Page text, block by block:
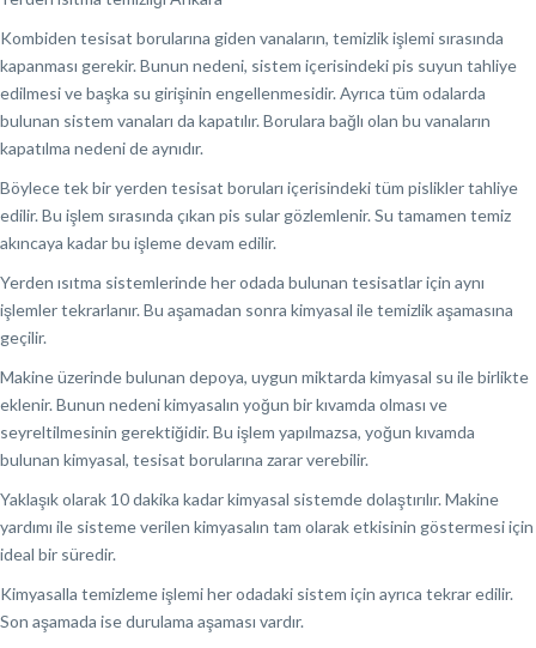
Kombiden tesisat borularına giden vanaların, temizlik işlemi sırasında
kapanması gerekir. Bunun nedeni, sistem içerisindeki pis suyun tahliye
edilmesi ve başka su girişinin engellenmesidir. Ayrıca tüm odalarda
bulunan sistem vanaları da kapatılır. Borulara bağlı olan bu vanaların
kapatılma nedeni de aynıdır.
Böylece tek bir yerden tesisat boruları içerisindeki tüm pislikler tahliye
edilir. Bu işlem sırasında çıkan pis sular gözlemlenir. Su tamamen temiz
akıncaya kadar bu işleme devam edilir.
Yerden ısıtma sistemlerinde her odada bulunan tesisatlar için aynı
işlemler tekrarlanır. Bu aşamadan sonra kimyasal ile temizlik aşamasına
geçilir.
Makine üzerinde bulunan depoya, uygun miktarda kimyasal su ile birlikte
eklenir. Bunun nedeni kimyasalın yoğun bir kıvamda olması ve
seyreltilmesinin gerektiğidir. Bu işlem yapılmazsa, yoğun kıvamda
bulunan kimyasal, tesisat borularına zarar verebilir.
Yaklaşık olarak 10 dakika kadar kimyasal sistemde dolaştırılır. Makine
yardımı ile sisteme verilen kimyasalın tam olarak etkisinin göstermesi için
ideal bir süredir.
Kimyasalla temizleme işlemi her odadaki sistem için ayrıca tekrar edilir.
Son aşamada ise durulama aşaması vardır.